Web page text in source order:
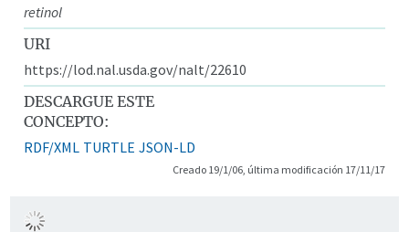
retinol
URI
https://lod.nal.usda.gov/nalt/22610
DESCARGUE ESTE
CONCEPTO:
RDF/XML TURTLE JSON-LD
Creado 19/1/06, última modificación 17/11/17